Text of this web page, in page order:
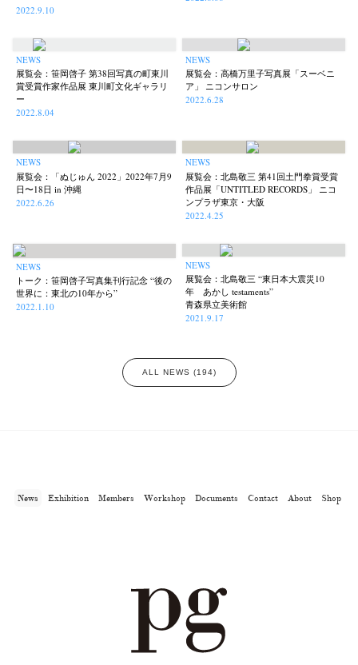
2022.9.10
NEWS
展覧会：笹岡啓子 第38回写真の町東川
賞受賞作家作品展 東川町文化ギャラリ
ー
2022.8.04
NEWS
展覧会：高橋万里子写真展「スーベニ
ア」 ニコンサロン
2022.6.28
NEWS
展覧会：「ぬじゅん 2022」2022年7月9
日〜18日 in 沖縄
2022.6.26
NEWS
展覧会：北島敬三 第41回土門拳賞受賞
作品展「UNTITLED RECORDS」 ニコ
ンプラザ東京・大阪
2022.4.25
NEWS
トーク：笹岡啓子写真集刊行記念 “後の
世界に：東北の10年から”
2022.1.10
NEWS
展覧会：北島敬三 “東日本大震災10
年 あかし testaments”
青森県立美術館
2021.9.17
ALL NEWS (194)
News Exhibition Members Workshop Documents Contact About Shop